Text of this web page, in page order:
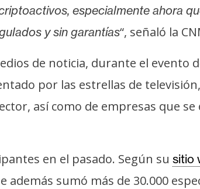
especialmente ahora
y sin garantías“, señaló la
de noticia, durante el evento
por las estrellas de
así como de empresas que
en el pasado. Según su sitio
además sumó más de 30.000